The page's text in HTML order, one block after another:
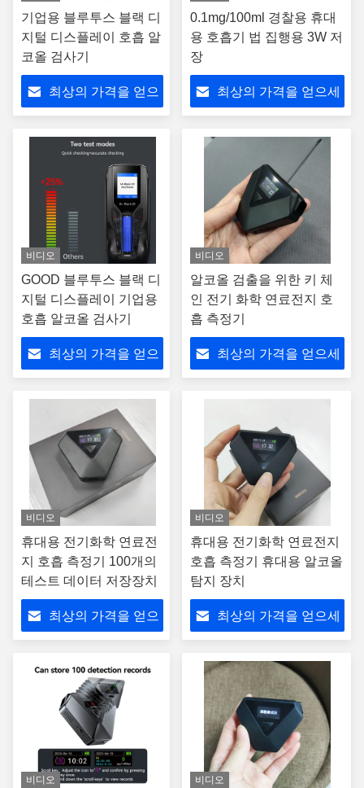
기업용 블루투스 블랙 디
지털 디스플레이 호흡 알
코올 검사기
최상의 가격을 얻으
0.1mg/100ml 경찰용 휴대
용 호흡기 법 집행용 3W 저
장
최상의 가격을 얻으세
비디오
GOOD 블루투스 블랙 디
지털 디스플레이 기업용
호흡 알코올 검사기
최상의 가격을 얻으
비디오
알코올 검출을 위한 키 체
인 전기 화학 연료전지 호
흡 측정기
최상의 가격을 얻으세
비디오
휴대용 전기화학 연료전
지 호흡 측정기 100개의
테스트 데이터 저장장치
최상의 가격을 얻으
비디오
휴대용 전기화학 연료전지
호흡 측정기 휴대용 알코올
탐지 장치
최상의 가격을 얻으세
비디오 비디오